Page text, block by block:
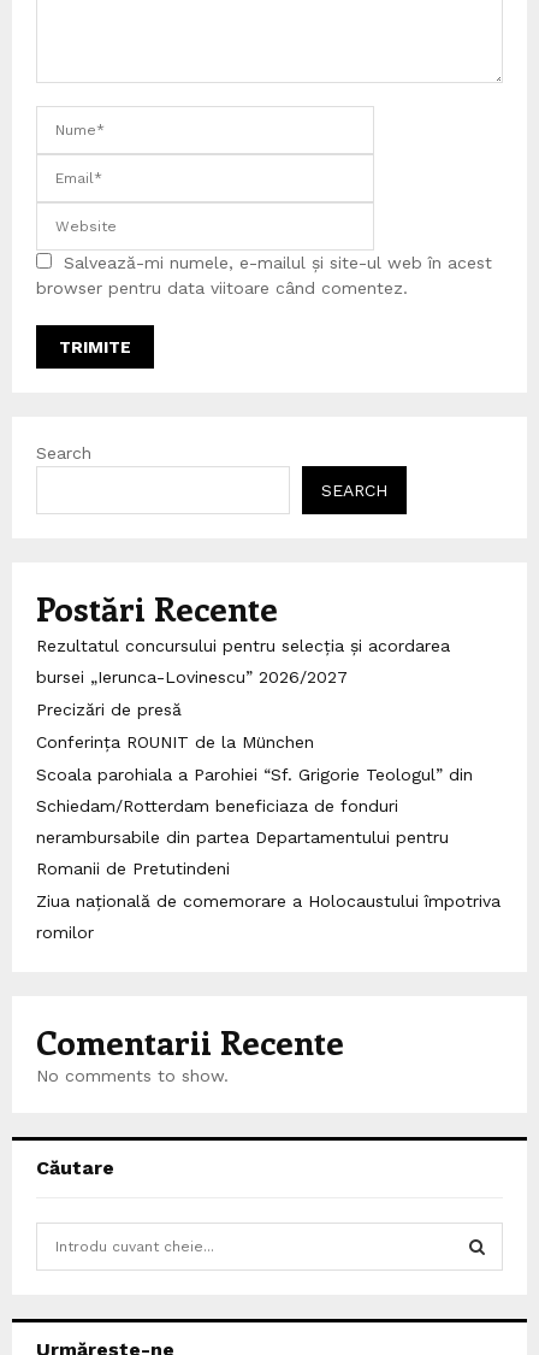
Salvează-mi numele, e-mailul și site-ul web în acest
browser pentru data viitoare când comentez.
Search
SEARCH
Postări Recente
Rezultatul concursului pentru selecția și acordarea
bursei „Ierunca-Lovinescu” 2026/2027
Precizări de presă
Conferința ROUNIT de la München
Scoala parohiala a Parohiei “Sf. Grigorie Teologul” din
Schiedam/Rotterdam beneficiaza de fonduri
nerambursabile din partea Departamentului pentru
Romanii de Pretutindeni
Ziua națională de comemorare a Holocaustului împotriva
romilor
Comentarii Recente
No comments to show.
Căutare
Urmărește-ne